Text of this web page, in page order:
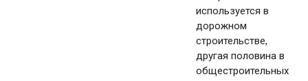
используется в
дорожном
строительстве,
другая половина в
общестроительных